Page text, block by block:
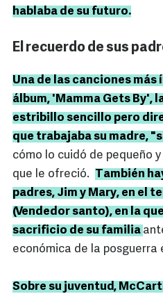
hablaba de su futuro.
El recuerdo de sus
Una de las canciones
álbum, 'Mamma Gets By',
estribillo sencillo pero
que trabajaba su madre,
cómo lo cuidó de pequeño
que le ofreció. También
padres, Jim y Mary, en el
(Vendedor santo), en la
sacrificio de su familia
económica de la posguerra
Sobre su juventud,